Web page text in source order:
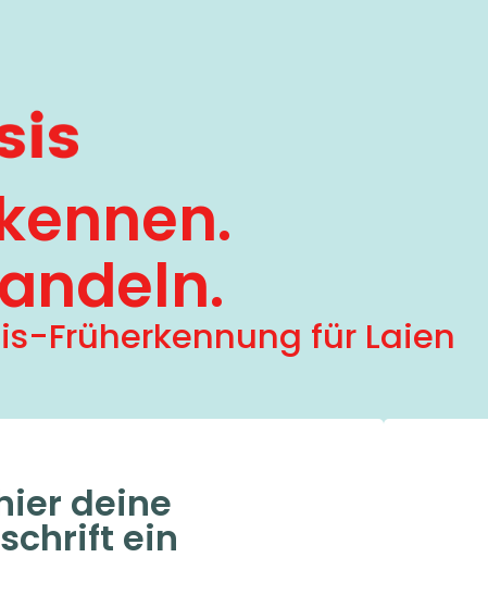
Früherkennung für Laien
deine
ein